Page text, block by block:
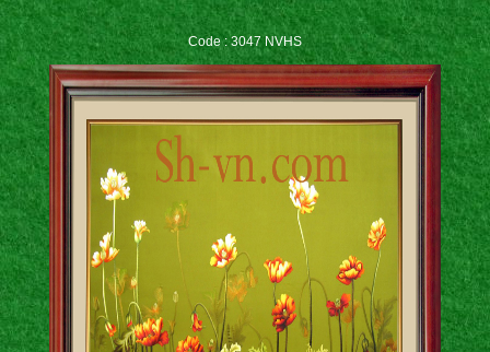
Code : 3047 NVHS